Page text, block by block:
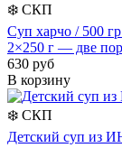
❄️ СКП
Суп харчо / 500
2×250 г — две
630 руб
В корзину
❄️ СКП
Детский суп из